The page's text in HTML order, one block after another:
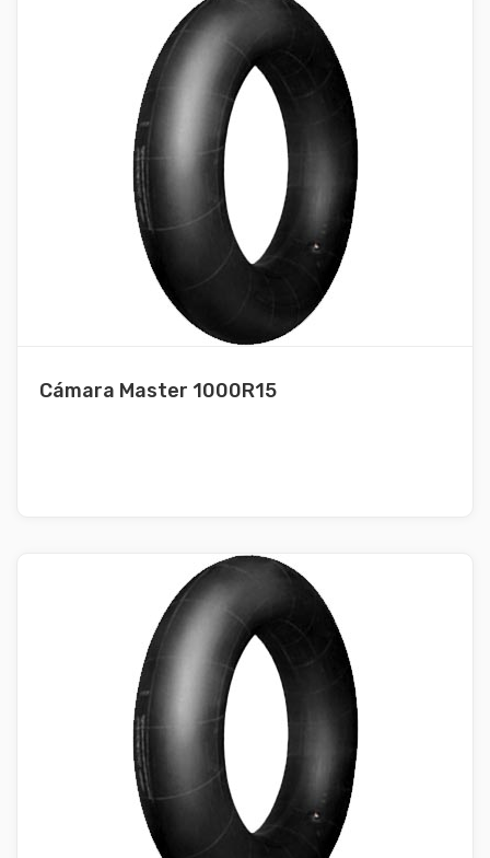
Cámara Master 1000R15